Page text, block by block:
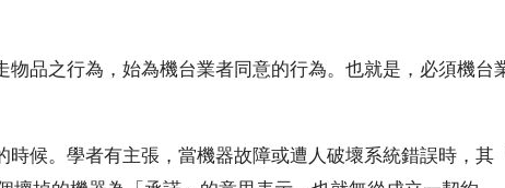
為，始為機台業者同意的行為。也就是，必須機台業
者有主張，當機器故障或遭人破壞系統錯誤時，其「